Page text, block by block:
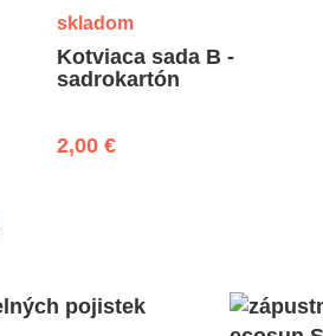
skladom
Kotviaca sada B -
sadrokartón
2,00 €